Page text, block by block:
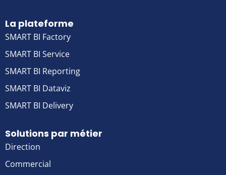
La plateforme
SMART BI Factory
SMART BI Service
SMART BI Reporting
SMART BI Dataviz
SMART BI Delivery
Solutions par métier
Direction
Commercial